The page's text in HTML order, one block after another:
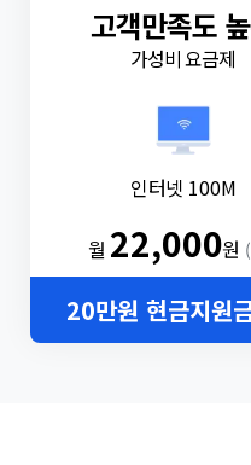
고객만족도
가성비 요금제
인터넷 100M
월 22,000원
20만원 현금지원